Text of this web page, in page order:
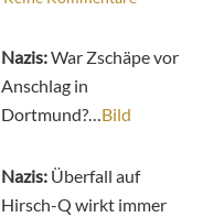
Nazis:War Zschäpe vor
Anschlag in
Dortmund?…Bild
Nazis: Überfall auf
Hirsch-Q wirkt immer